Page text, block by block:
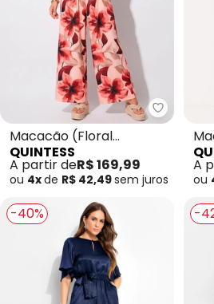
Macacão (Floral
Pincelado) em Malha Fria
QUINTESS
A partir deR$ 169,99
ou 4xde R$ 42,49sem juros
A
ou
-40% -